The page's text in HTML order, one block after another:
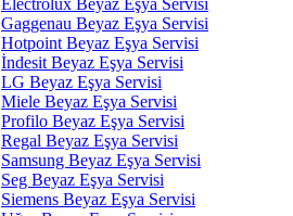
Electrolux Beyaz Eşya Servisi
Gaggenau Beyaz Eşya Servisi
Hotpoint Beyaz Eşya Servisi
İndesit Beyaz Eşya Servisi
LG Beyaz Eşya Servisi
Miele Beyaz Eşya Servisi
Profilo Beyaz Eşya Servisi
Regal Beyaz Eşya Servisi
Samsung Beyaz Eşya Servisi
Seg Beyaz Eşya Servisi
Siemens Beyaz Eşya Servisi